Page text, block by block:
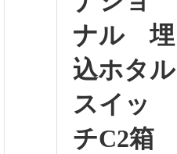
ナル 埋
込ホタル
スイッ
チC2箱